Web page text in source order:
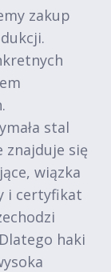
zakup
stal
znajduje się
wiązka
i certyfikat
haki